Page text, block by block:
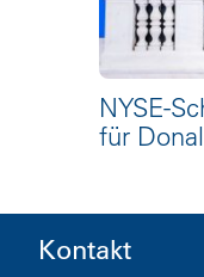
NYSE-
für
Kontakt